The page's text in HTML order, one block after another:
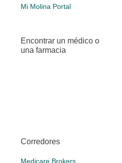
Mi Molina Portal
Encontrar un médico o
una farmacia
Corredores
Medicare Brokers